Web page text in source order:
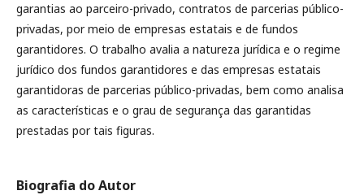
garantias ao parceiro-privado, contratos de parcerias público-
privadas, por meio de empresas estatais e de fundos
garantidores. O trabalho avalia a natureza jurídica e o regime
jurídico dos fundos garantidores e das empresas estatais
garantidoras de parcerias público-privadas, bem como analisa
as características e o grau de segurança das garantidas
prestadas por tais figuras.
Biografia do Autor